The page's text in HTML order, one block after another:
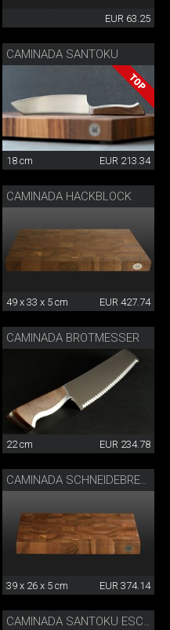
EUR 63.25
CAMINADA SANTOKU
18 cm EUR 213.34
CAMINADA HACKBLOCK
49 x 33 x 5 cm EUR 427.74
CAMINADA BROTMESSER
22 cm EUR 234.78
39 x 26 x 5 cm EUR 374.14
CAMINADA SANTOKU ESCHE